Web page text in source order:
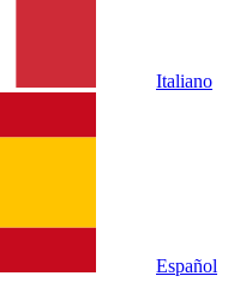
Italiano
Español